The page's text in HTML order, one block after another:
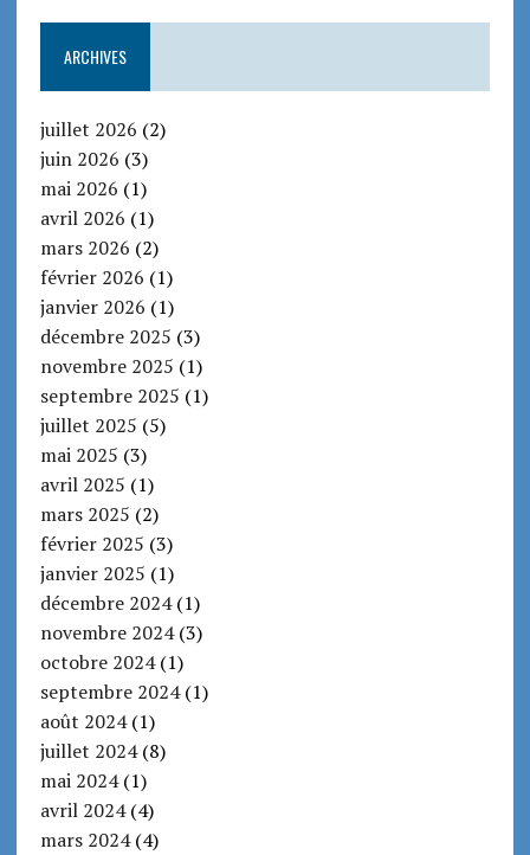
ARCHIVES
juillet 2026 (2)
juin 2026 (3)
mai 2026 (1)
avril 2026 (1)
mars 2026 (2)
février 2026 (1)
janvier 2026 (1)
décembre 2025 (3)
novembre 2025 (1)
septembre 2025 (1)
juillet 2025 (5)
mai 2025 (3)
avril 2025 (1)
mars 2025 (2)
février 2025 (3)
janvier 2025 (1)
décembre 2024(1)
novembre 2024(3)
octobre 2024(1)
septembre 2024(1)
août 2024(1)
juillet 2024(8)
mai 2024(1)
avril 2024(4)
mars 2024(4)